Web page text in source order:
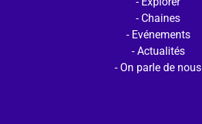
Chaines
Evénements
Actualités
On parle de nous